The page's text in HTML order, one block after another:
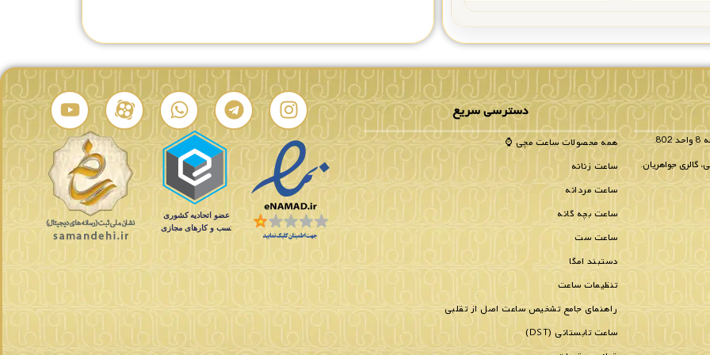
گالری جواهریان.
دسترسی سریع
همه محصولات ساعت مچی ⌚
ساعت زنانه
ساعت مردانه
ساعت بچه گانه
ساعت ست
دستبند امگا
تنظیمات ساعت
راهنمای جامع تشخیص ساعت اصل از تقلبی
ساعت تابستانی (DST)